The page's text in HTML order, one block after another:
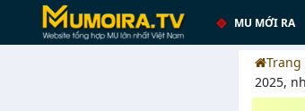
MU MỚI RA
Trang
2025,